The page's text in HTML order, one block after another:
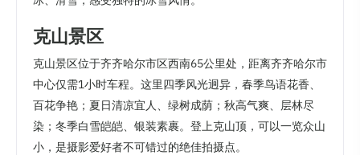
克山景区
克山景区位于齐齐哈尔市区西南65公里处，距离齐齐哈尔市
中心仅需1小时车程。这里四季风光迥异，春季鸟语花香、
百花争艳；夏日清凉宜人、绿树成荫；秋高气爽、层林尽
染；冬季白雪皑皑、银装素裹。登上克山顶，可以一览众山
小，是摄影爱好者不可错过的绝佳拍摄点。